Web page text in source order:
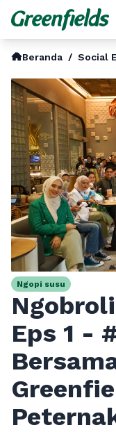
Beranda / Social
Ngopi susu
Eps 1 -